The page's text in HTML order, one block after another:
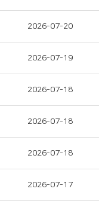
2026-07-20
2026-07-19
2026-07-18
2026-07-18
2026-07-18
2026-07-17